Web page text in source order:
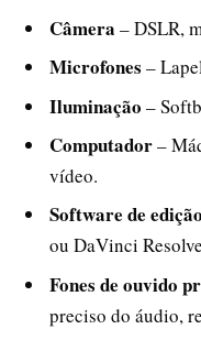
Câmera – DSLR,
Microfones –
Iluminação –
Computador–
vídeo.
Software de edição
ou DaVinci
Fones de ouvido
preciso do áudio,